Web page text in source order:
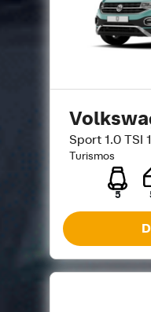
Sport 1.0 TSI
Turismos
5